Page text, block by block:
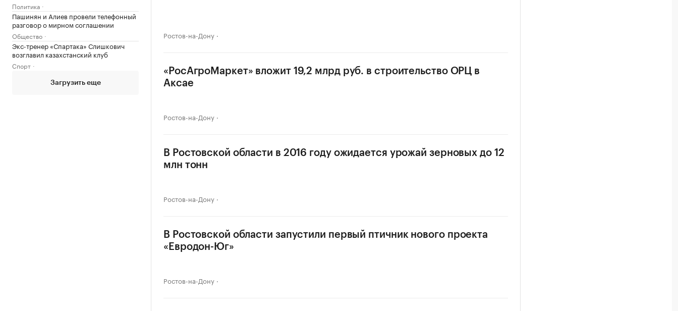
Политика
Пашинян и Алиев провели телефонный
разговор о мирном соглашении
Общество
Экс-тренер «Спартака» Слишкович
возглавил казахстанский клуб
Спорт
Загрузить еще
Ростов-на-Дону
«РосАгроМаркет» вложит 19,2 млрд руб. в строительство ОРЦ в
Аксае
Ростов-на-Дону
В Ростовской области в 2016 году ожидается урожай зерновых до 12
млн тонн
Ростов-на-Дону
В Ростовской области запустили первый птичник нового проекта
«Евродон-Юг»
Ростов-на-Дону